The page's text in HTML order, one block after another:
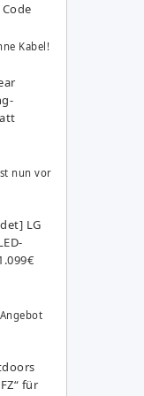
Kabel!
nun vor
LG
für